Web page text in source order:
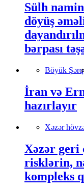
Sülh
döyüş
bərpası
Böyük
İran və
hazırlayır
Xəzər
Xəzər geri
risklərin,
kompleks